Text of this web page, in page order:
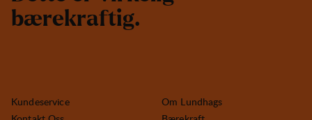
bærekraftig.
Kundeservice
Om Lundhags